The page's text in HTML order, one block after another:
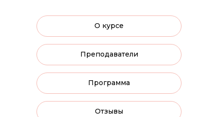
О курсе
Преподаватели
Программа
Отзывы